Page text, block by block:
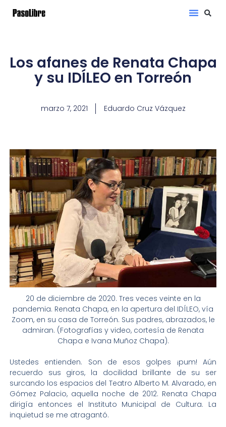
Los afanes de Renata Chapa
y su IDÍLEO en Torreón
marzo 7, 2021 Eduardo Cruz Vázquez
20 de diciembre de 2020. Tres veces veinte en la
pandemia. Renata Chapa, en la apertura del IDÍLEO, vía
Zoom, en su casa de Torreón. Sus padres, abrazados, le
admiran. (Fotografías y video, cortesía de Renata
Chapa e Ivana Muñoz Chapa).
Ustedes entienden. Son de esos golpes ¡pum! Aún
recuerdo sus giros, la docilidad brillante de su ser
surcando los espacios del Teatro Alberto M. Alvarado, en
Gómez Palacio, aquella noche de 2012. Renata Chapa
dirigía entonces el Instituto Municipal de Cultura. La
inquietud se me atragantó.